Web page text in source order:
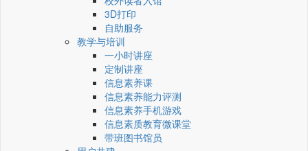
3D打印
自助服务
教学与培训
一小时讲座
定制讲座
信息素养课
信息素养能力评测
信息素养手机游戏
信息素质教育微课堂
带班图书馆员